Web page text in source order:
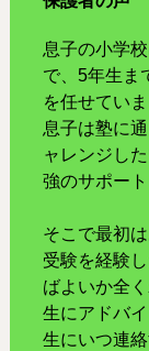
息子の小学
で、5年生ま
を任せてい
息子は塾に
ャレンジし
強のサポー
そこで最初
受験を経験
ばよいか全
生にアドバ
生にいつ連